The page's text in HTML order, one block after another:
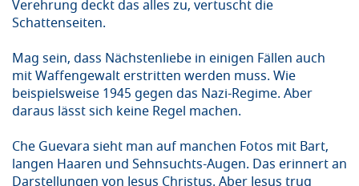
Verehrung deckt das alles zu, vertuscht die
Schattenseiten.
Mag sein, dass Nächstenliebe in einigen Fällen auch
mit Waffengewalt erstritten werden muss. Wie
beispielsweise 1945 gegen das Nazi-Regime. Aber
daraus lässt sich keine Regel machen.
Che Guevara sieht man auf manchen Fotos mit Bart,
langen Haaren und Sehnsuchts-Augen. Das erinnert an
Darstellungen von Jesus Christus. Aber Jesus trug